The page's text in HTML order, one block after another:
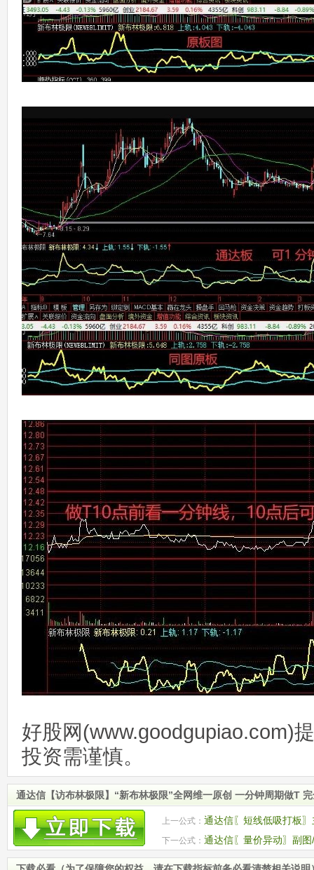
好股网(www.goodgupiao.com)
投资需谨慎。
通达信【访布林极限】“新布林极限”全网维一原创 一分钟周期做T
上一公式： 通达信〖短线低吸打板
爆发的股票 源码
下一公式： 通达信〖量价异动〗副
金的动向 源码